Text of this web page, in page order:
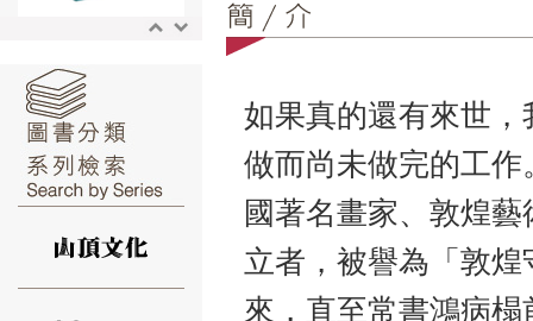
⑥
如果真的還有來世
做而尚未做完的工
國著名畫家、敦煌
立者，被譽為「敦
來，直至常書鴻病